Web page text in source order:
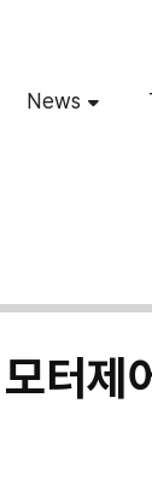
News
터제